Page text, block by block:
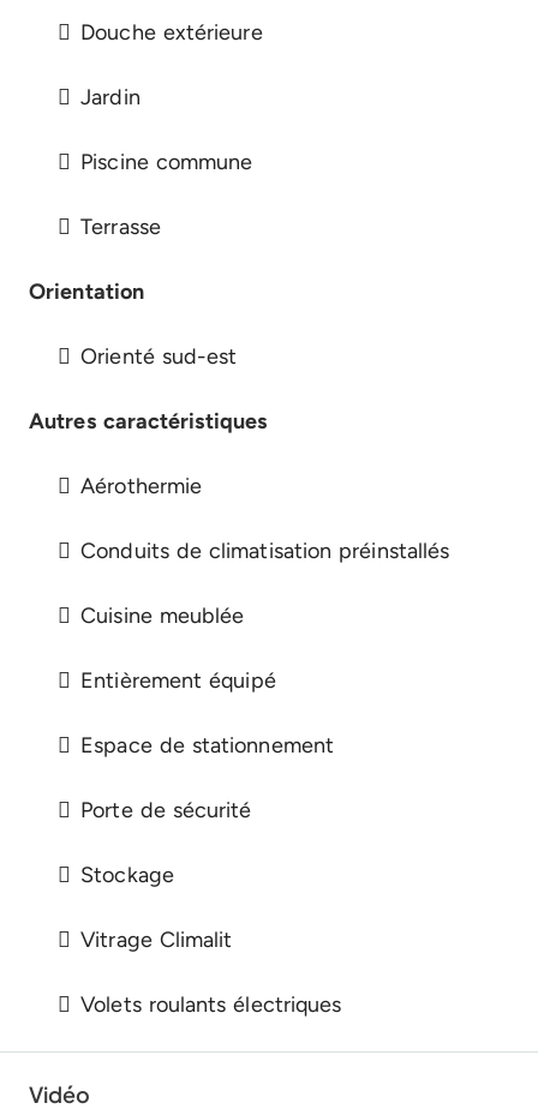
Douche extérieure
Jardin
Piscine commune
Terrasse
Orientation
Orienté sud-est
Autres caractéristiques
Aérothermie
Conduits de climatisation préinstallés
Cuisine meublée
Entièrement équipé
Espace de stationnement
Porte de sécurité
Stockage
Vitrage Climalit
Volets roulants électriques
Vidéo